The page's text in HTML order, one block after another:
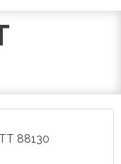
88130